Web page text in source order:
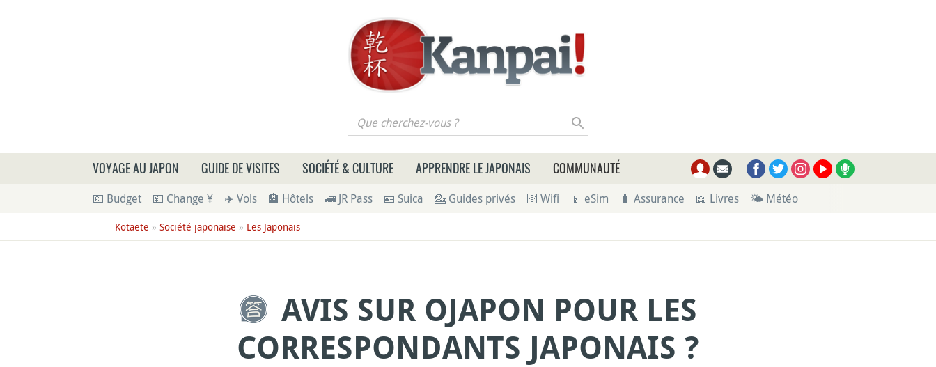
Que cherchez-vous ?
VOYAGE AU JAPON GUIDE DE VISITES SOCIÉTÉ & CULTURE APPRENDRE LE JAPONAIS COMMUNAUTÉ
💶 Budget 💴 Change ¥ ✈️ Vols 🏨 Hôtels 🚄 JR Pass 🪪 Suica 💁 Guides privés 🛜 Wifi 📱 eSim 🧳 Assurance 📖 Livres 🌤 Météo
Kotaete » Société japonaise » Les Japonais
AVIS SUR OJAPON POUR LES
CORRESPONDANTS JAPONAIS ?